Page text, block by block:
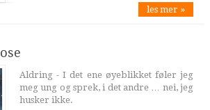
les mer »
Aldring - I det ene øyeblikket føler jeg
meg ung og sprek, i det andre … nei, jeg
husker ikke.